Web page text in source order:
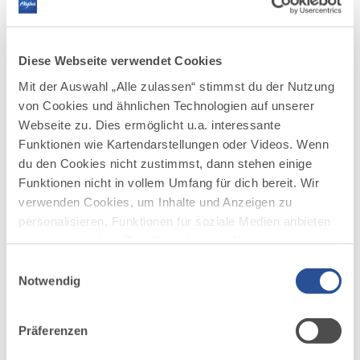
Diese Webseite verwendet Cookies
Mit der Auswahl „Alle zulassen“ stimmst du der Nutzung
von Cookies und ähnlichen Technologien auf unserer
Webseite zu. Dies ermöglicht u.a. interessante
Funktionen wie Kartendarstellungen oder Videos. Wenn
du den Cookies nicht zustimmst, dann stehen einige
Funktionen nicht in vollem Umfang für dich bereit. Wir
verwenden Cookies, um Inhalte und Anzeigen zu
personalisieren, Funktionen für soziale Medien anbieten
deiner Verwendung unserer Website an unsere Partner
möglicherweise mit weiteren Daten zusammen, die du
Notwendig
Präferenzen
DAZU PASSEND
Ähnliche
Veranstaltungen
mehr